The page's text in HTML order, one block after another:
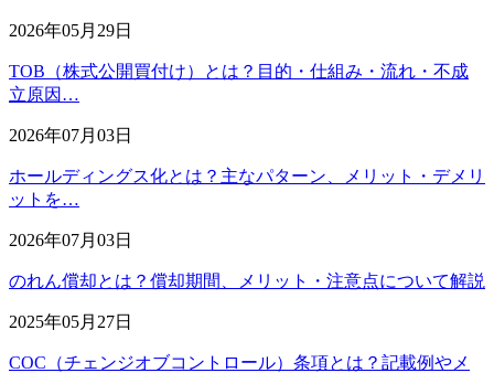
2026年05月29日
TOB（株式公開買付け）とは？目的・仕組み・流れ・不成
立原因…
2026年07月03日
ホールディングス化とは？主なパターン、メリット・デメリ
ットを…
2026年07月03日
のれん償却とは？償却期間、メリット・注意点について解説
2025年05月27日
COC（チェンジオブコントロール）条項とは？記載例やメ